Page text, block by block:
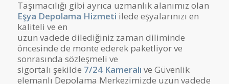
Taşımacılığı gibi ayrıca uzmanlık alanımız olan
Eşya Depolama Hizmeti ilede eşyalarınızı en
kaliteli ve en
uzun vadede dilediğiniz zaman diliminde
öncesinde de monte ederek paketliyor ve
sonrasında sözleşmeli ve
sigortalı şekilde 7/24 Kameralı ve Güvenlik
elemanlı Depolama Merkezimizde uzun vadede